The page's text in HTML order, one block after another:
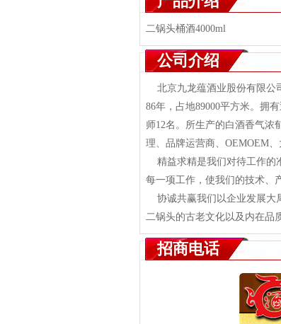
二锅头桶酒4000ml
公司介绍
北京九龙蕴酒业股份有限公
86年，占地89000平方米。拥
师12名。所生产的白酒香气浓
理、品牌运营商、OEMOEM、
精益求精是我们对待工作的
每一项工作，使我们的技术、
协诚共赢我们以企业发展大
二锅头的古老文化以及内在品
招商电话